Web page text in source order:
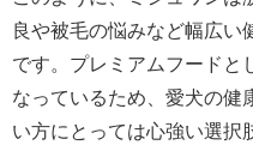
良や被毛の悩みなど幅広い
です。プレミアムフードと
なっているため、愛犬の健
い方にとっては心強い選択